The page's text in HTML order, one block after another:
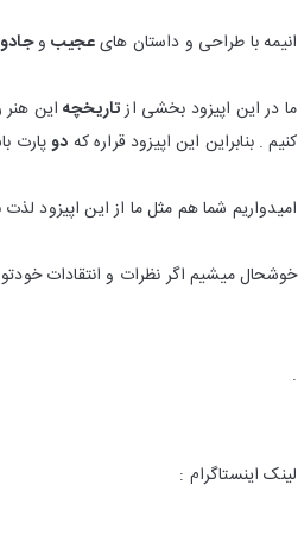
انیمه با طراحی و داستان هایعجیبو
ما در این اپیزود بخشی ازتاریخچهاین هنر
کنیم . بنابراین این اپیزود قراره که دوپارت
امیدواریم شما هم مثل ما از این اپیزود لذت
خوشحال میشیم اگر نظرات و انتقادات
.
لینک اینستاگرام :